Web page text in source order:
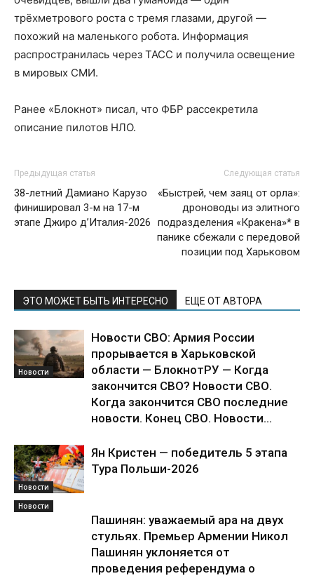
трёхметрового роста с тремя глазами, другой —
похожий на маленького робота. Информация
распространилась через ТАСС и получила освещение
в мировых СМИ.
Ранее «Блокнот» писал, что ФБР рассекретила
описание пилотов НЛО.
Предыдущая статья
38-летний Дамиано Карузо
финишировал 3-м на 17-м
этапе Джиро д’Италия-2026
Следующая статья
«Быстрей, чем заяц от орла»:
дроноводы из элитного
подразделения «Кракена»* в
панике сбежали с передовой
позиции под Харьковом
ЭТО МОЖЕТ БЫТЬ ИНТЕРЕСНО ЕЩЕ ОТ АВТОРА
Новости
Новости СВО: Армия России
прорывается в Харьковской
области — БлокнотРУ — Когда
закончится СВО? Новости СВО.
Когда закончится СВО последние
новости. Конец СВО. Новости...
Новости
Ян Кристен — победитель 5 этапа
Тура Польши-2026
Новости
Пашинян: уважаемый ара на двух
стульях. Премьер Армении Никол
Пашинян уклоняется от
проведения референдума о